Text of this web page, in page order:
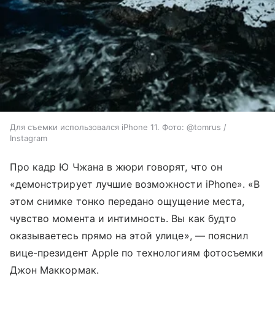
Для съемки использовался iPhone 11. Фото: @tomrus /
Instagram
Про кадр Ю Чжана в жюри говорят, что он
«демонстрирует лучшие возможности iPhone». «В
этом снимке тонко передано ощущение места,
чувство момента и интимность. Вы как будто
оказываетесь прямо на этой улице», — пояснил
вице-президент Apple по технологиям фотосъемки
Джон Маккормак.